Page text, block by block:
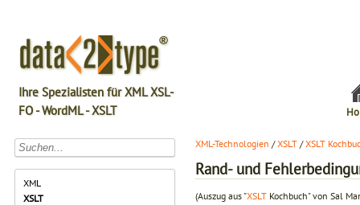
Ihre Spezialisten für XML XSL-
FO - WordML - XSLT
XML
XSLT
XML-Technologien /XSLT /XSLT
Rand- und
(Auszug aus "XSLT Kochbuch" von Sal